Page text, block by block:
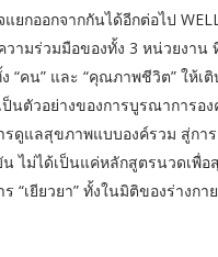
ยกออกจากกันได้อีกต่อไป
วามร่วมมือของทั้ง 3 หน่วยงาน
“คน” และ “คุณภาพชีวิต” ให้เ
นตัวอย่างของการบูรณาการอ
ดูแลสุขภาพแบบองค์รวม สู่กา
ไม่ได้เป็นแค่หลักสูตรนวดเพื่
“เยียวยา” ทั้งในมิติของร่างกา